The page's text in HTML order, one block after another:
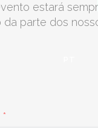
estará
parte dos